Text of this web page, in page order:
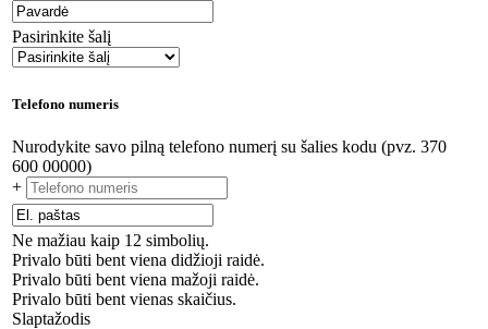
Pasirinkite šalį
Telefono numeris
Nurodykite savo pilną telefono numerį su šalies kodu (pvz. 370
600 00000)
+
Ne mažiau kaip 12 simbolių.
Privalo būti bent viena didžioji raidė.
Privalo būti bent viena mažoji raidė.
Privalo būti bent vienas skaičius.
Slaptažodis